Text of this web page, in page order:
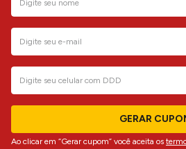
GERAR
Ao clicar em “Gerar cupom” você aceita os